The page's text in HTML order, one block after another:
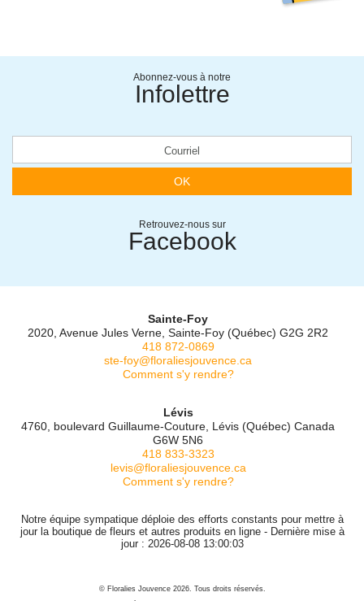
Abonnez-vous à notre
Infolettre
OK
Retrouvez-nous sur
Facebook
Sainte-Foy
2020, Avenue Jules Verne, Sainte-Foy (Québec) G2G 2R2
418 872-0869
ste-foy@floraliesjouvence.ca
Comment s'y rendre?
Lévis
4760, boulevard Guillaume-Couture, Lévis (Québec) Canada
G6W 5N6
418 833-3323
levis@floraliesjouvence.ca
Comment s'y rendre?
Notre équipe sympatique déploie des efforts constants pour mettre à
jour la boutique de fleurs et autres produits en ligne - Dernière mise à
jour : 2026-08-08 13:00:03
© Floralies Jouvence 2026. Tous droits réservés.